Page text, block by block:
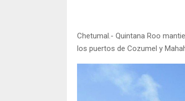
Chetumal.- Quintana Roo
los puertos de Cozumel y